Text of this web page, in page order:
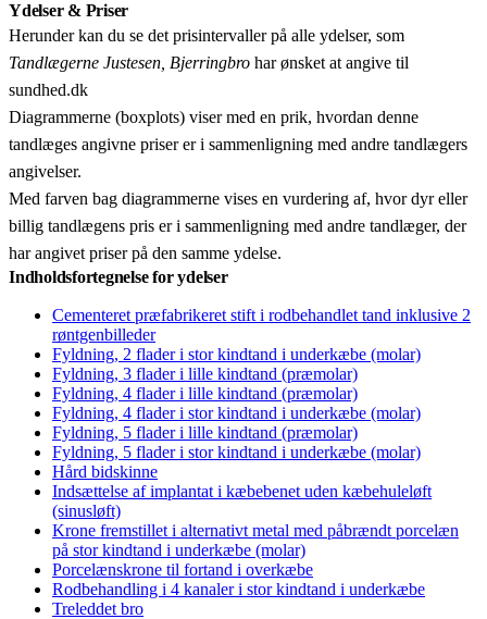
+
−
Ydelser & Priser
Herunder kan du se det prisintervaller på alle ydelser, som
Tandlægerne Justesen, Bjerringbro har ønsket at angive til
sundhed.dk
Diagrammerne (boxplots) viser med en prik, hvordan denne
tandlæges angivne priser er i sammenligning med andre tandlægers
angivelser.
Med farven bag diagrammerne vises en vurdering af, hvor dyr eller
billig tandlægens pris er i sammenligning med andre tandlæger, der
har angivet priser på den samme ydelse.
Indholdsfortegnelse for ydelser
Cementeret præfabrikeret stift i rodbehandlet tand inklusive 2
røntgenbilleder
Fyldning, 2 flader i stor kindtand i underkæbe (molar)
Fyldning, 3 flader i lille kindtand (præmolar)
Fyldning, 4 flader i lille kindtand (præmolar)
Fyldning, 4 flader i stor kindtand i underkæbe (molar)
Fyldning, 5 flader i lille kindtand (præmolar)
Fyldning, 5 flader i stor kindtand i underkæbe (molar)
Hård bidskinne
Indsættelse af implantat i kæbebenet uden kæbehuleløft
(sinusløft)
Krone fremstillet i alternativt metal med påbrændt porcelæn
på stor kindtand i underkæbe (molar)
Porcelænskrone til fortand i overkæbe
Rodbehandling i 4 kanaler i stor kindtand i underkæbe
Treleddet bro